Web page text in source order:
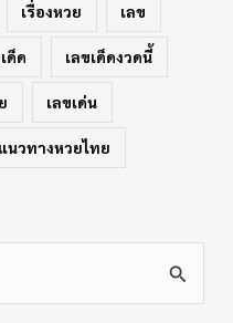
เรื่องหวย เลข
ด็ด เลขเด็ดงวดนี้
เลขเด่น
แนวทางหวยไทย